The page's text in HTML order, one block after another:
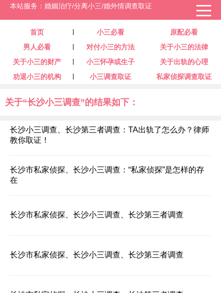
首页 小三必看
原配必看
男人必看
对付小三的方法
关于小三的法律
关于小三的财产
小三怀孕或生子
关于出轨的心理
劝退小三的机构
小三调查取证 私家侦探调查取证
本站服务：婚姻治疗/分离小三/婚外情调查取证
关于“长沙小三调查”的结果如下：
长沙小三调查、长沙第三者调查：TA出轨了怎么办？律师
教你取证！
长沙市私家侦探、长沙小三调查：“私家侦探”是怎样的存
在
长沙市私家侦探、长沙小三调查、长沙第三者调查
长沙市私家侦探、长沙小三调查、长沙第三者调查